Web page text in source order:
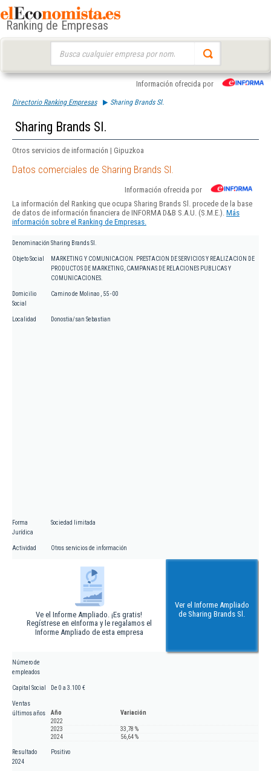
Ranking de Empresas
Información ofrecida por
Directorio Ranking Empresas Sharing Brands Sl.
Sharing Brands Sl.
Otros servicios de información | Gipuzkoa
Datos comerciales de Sharing Brands Sl.
Información ofrecida por
La información del Ranking que ocupa Sharing Brands Sl. procede de la base
de datos de información financiera de INFORMA D&B S.A.U. (S.M.E.). Más
información sobre el Ranking de Empresas.
Denominación Sharing Brands Sl.
Objeto Social
MARKETING Y COMUNICACION. PRESTACION DE SERVICIOS Y REALIZACION DE
PRODUCTOS DE MARKETING, CAMPANAS DE RELACIONES PUBLICAS Y
COMUNICACIONES.
Domicilio
Social
Camino de Molinao , 55 - 00
Localidad Donostia/san Sebastian
Forma
Jurídica
Sociedad limitada
Actividad Otros servicios de información
Ve el Informe Ampliado. ¡Es gratis!
Regístrese en eInforma y le regalamos el
Informe Ampliado de esta empresa
Ver el Informe Ampliado
de Sharing Brands Sl.
Número de
empleados
Capital Social De 0 a 3.100 €
Ventas
últimos años
Año
Variación
2022
2023
33,78 %
2024
56,64 %
Resultado
2024
Positivo